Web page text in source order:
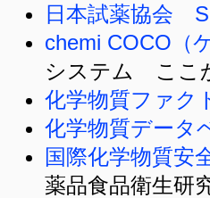
日本試薬協会
chemi COCO（
システム ここ
化学物質ファク
化学物質デー
国際化学物質安
薬品食品衛生研